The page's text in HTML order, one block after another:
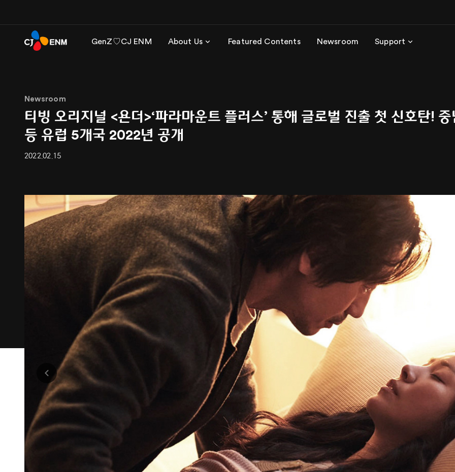
GenZ♡CJ ENM About Us Featured Contents Newsroom Support
Newsroom
티빙 오리지널 <욘더>‘파라마운트 플러스’ 통해 글로벌 진출 첫 신호탄!
등 유럽 5개국 2022년 공개
2022.02.15